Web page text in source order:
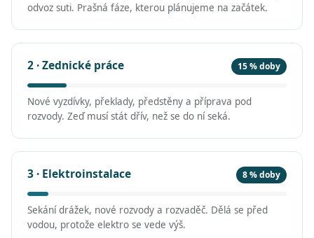
odvoz suti. Prašná fáze, kterou plánujeme na začátek.
2 · Zednické práce 15 % doby
Nové vyzdívky, překlady, předstěny a příprava pod
rozvody. Zeď musí stát dřív, než se do ní seká.
3 · Elektroinstalace 8 % doby
Sekání drážek, nové rozvody a rozvaděč. Dělá se před
vodou, protože elektro se vede výš.